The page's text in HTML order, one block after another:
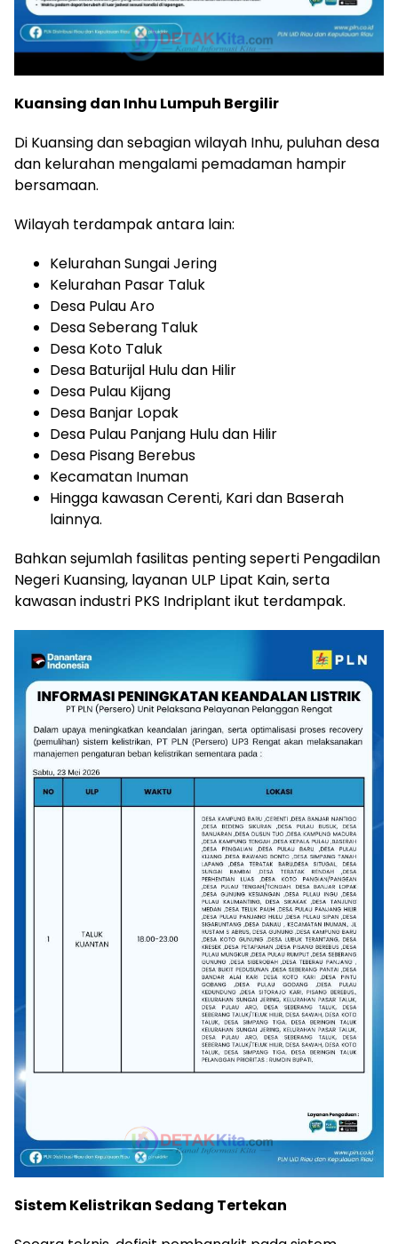
Kuansing dan Inhu Lumpuh Bergilir
Di Kuansing dan sebagian wilayah Inhu, puluhan desa
dan kelurahan mengalami pemadaman hampir
bersamaan.
Wilayah terdampak antara lain:
Kelurahan Sungai Jering
Kelurahan Pasar Taluk
Desa Pulau Aro
Desa Seberang Taluk
Desa Koto Taluk
Desa Baturijal Hulu dan Hilir
Desa Pulau Kijang
Desa Banjar Lopak
Desa Pulau Panjang Hulu dan Hilir
Desa Pisang Berebus
Kecamatan Inuman
Hingga kawasan Cerenti, Kari dan Baserah
lainnya.
Bahkan sejumlah fasilitas penting seperti Pengadilan
Negeri Kuansing, layanan ULP Lipat Kain, serta
kawasan industri PKS Indriplant ikut terdampak.
Sistem Kelistrikan Sedang Tertekan